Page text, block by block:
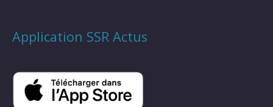
Application SSR Actus